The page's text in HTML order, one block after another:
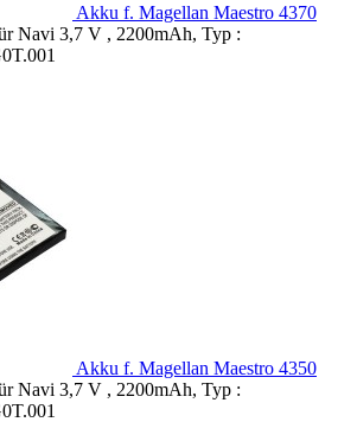
Akku f. Magellan Maestro 4370
Navi 3,7 V , 2200mAh, Typ :
Akku f. Magellan Maestro 4350
Navi 3,7 V , 2200mAh, Typ :